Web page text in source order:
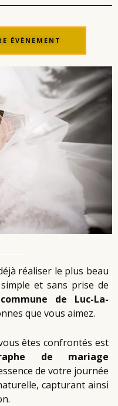
ÉVÈNEMENT
réaliser le plus beau
et sans prise de
de Luc-La-
que vous aimez.
êtes confrontés est
de mariage
de votre journée
capturant ainsi